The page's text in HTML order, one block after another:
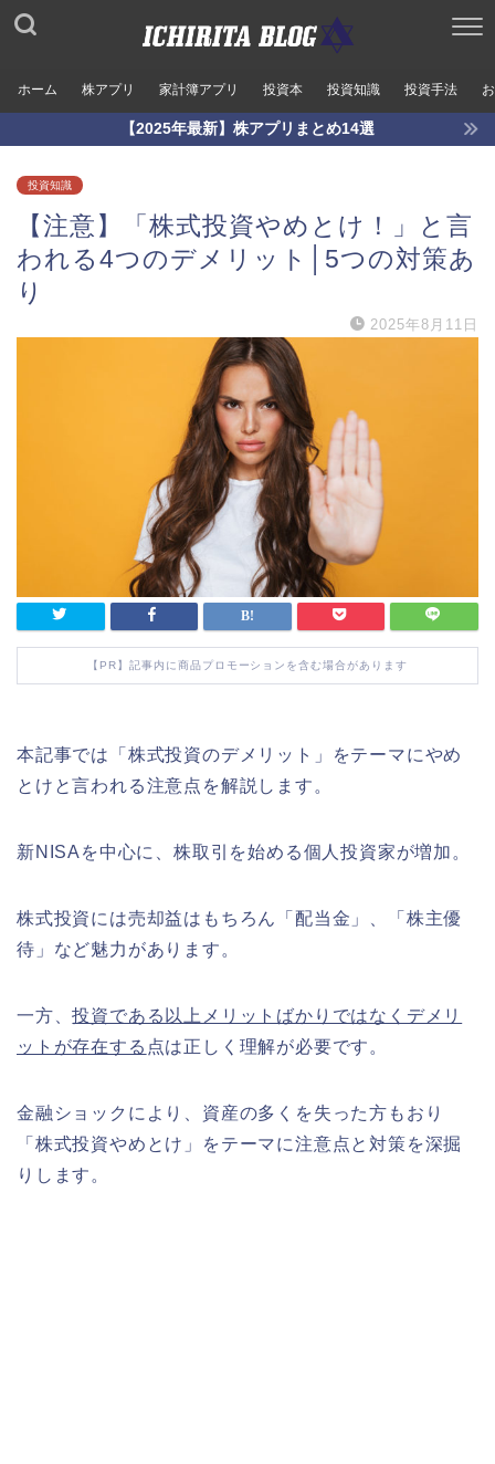
ホーム 株アプリ 家計簿アプリ 投資本 投資知識 投資手法
【2025年最新】株アプリまとめ14選
投資知識
【注意】「株式投資やめとけ！」と言
われる4つのデメリット│5つの対策あ
り
2025年8月11日
【PR】記事内に商品プロモーションを含む場合があります
本記事では「株式投資のデメリット」をテーマにやめ
とけと言われる注意点を解説します。
新NISAを中心に、株取引を始める個人投資家が増加。
株式投資には売却益はもちろん「配当金」、「株主優
待」など魅力があります。
一方、投資である以上メリットばかりではなくデメリ
ットが存在する 点は正しく理解が必要です。
金融ショックにより、資産の多くを失った方もおり
「株式投資やめとけ」をテーマに注意点と対策を深掘
りします。